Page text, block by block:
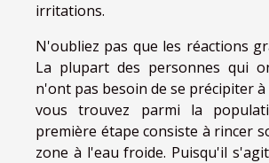
irritations.
N'oubliez pas que les réactions
La plupart des personnes qui
n'ont pas besoin de se précipiter
vous trouvez parmi la
première étape consiste à rincer
zone à l'eau froide. Puisqu'il